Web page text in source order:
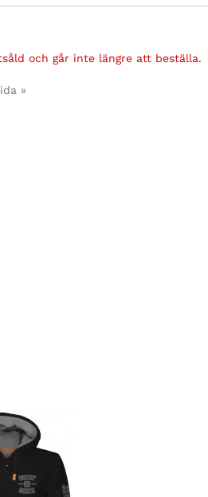
och går inte längre att beställa.
»